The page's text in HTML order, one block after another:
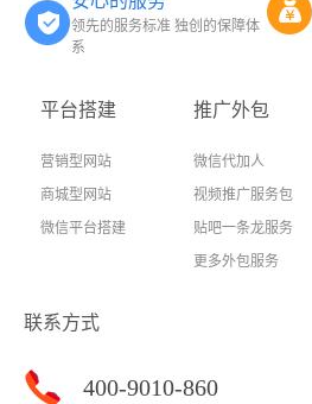
领先的服务标准 独创的保障体
系
平台搭建
营销型网站
商城型网站
微信平台搭建
推广外包
微信代加人
视频推广服务包
贴吧一条龙服务
更多外包服务
联系方式
400-9010-860